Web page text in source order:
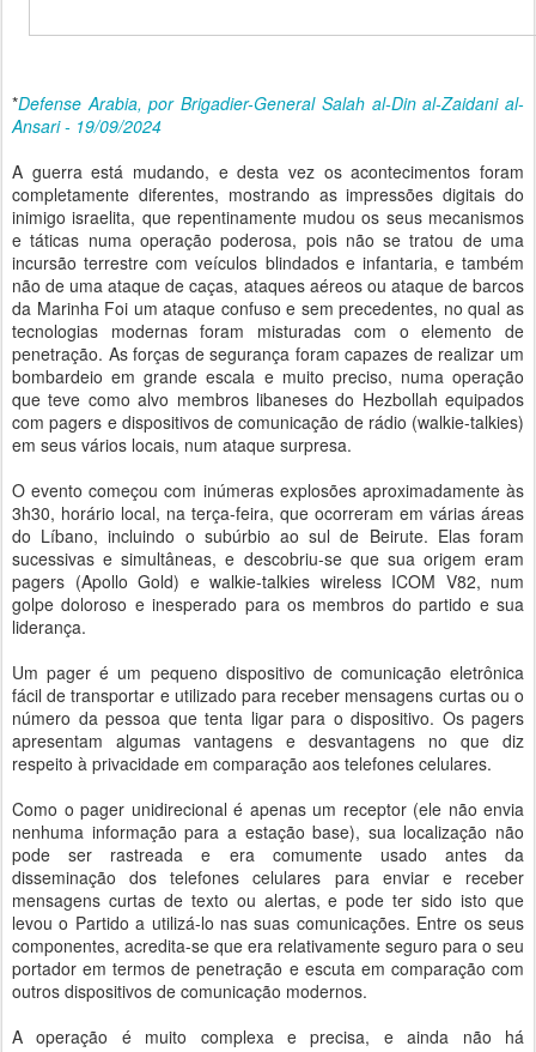
*Defense Arabia, por Brigadier-General Salah al-Din al-Zaidani al-
Ansari - 19/09/2024
A guerra está mudando, e desta vez os acontecimentos foram
completamente diferentes, mostrando as impressões digitais do
inimigo israelita, que repentinamente mudou os seus mecanismos
e táticas numa operação poderosa, pois não se tratou de uma
incursão terrestre com veículos blindados e infantaria, e também
não de uma ataque de caças, ataques aéreos ou ataque de barcos
da Marinha Foi um ataque confuso e sem precedentes, no qual as
tecnologias modernas foram misturadas com o elemento de
penetração. As forças de segurança foram capazes de realizar um
bombardeio em grande escala e muito preciso, numa operação
que teve como alvo membros libaneses do Hezbollah equipados
com pagers e dispositivos de comunicação de rádio (walkie-talkies)
em seus vários locais, num ataque surpresa.
O evento começou com inúmeras explosões aproximadamente às
3h30, horário local, na terça-feira, que ocorreram em várias áreas
do Líbano, incluindo o subúrbio ao sul de Beirute. Elas foram
sucessivas e simultâneas, e descobriu-se que sua origem eram
pagers (Apollo Gold) e walkie-talkies wireless ICOM V82, num
golpe doloroso e inesperado para os membros do partido e sua
liderança.
Um pager é um pequeno dispositivo de comunicação eletrônica
fácil de transportar e utilizado para receber mensagens curtas ou o
número da pessoa que tenta ligar para o dispositivo. Os pagers
apresentam algumas vantagens e desvantagens no que diz
respeito à privacidade em comparação aos telefones celulares.
Como o pager unidirecional é apenas um receptor (ele não envia
nenhuma informação para a estação base), sua localização não
pode ser rastreada e era comumente usado antes da
disseminação dos telefones celulares para enviar e receber
mensagens curtas de texto ou alertas, e pode ter sido isto que
levou o Partido a utilizá-lo nas suas comunicações. Entre os seus
componentes, acredita-se que era relativamente seguro para o seu
portador em termos de penetração e escuta em comparação com
outros dispositivos de comunicação modernos.
A operação é muito complexa e precisa, e ainda não há